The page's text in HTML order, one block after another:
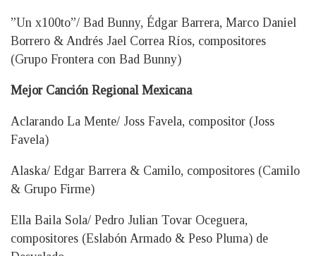
”Un x100to”/ Bad Bunny, Édgar Barrera, Marco Daniel
Borrero & Andrés Jael Correa Ríos, compositores
(Grupo Frontera con Bad Bunny)
Mejor Canción Regional Mexicana
Aclarando La Mente/ Joss Favela, compositor (Joss
Favela)
Alaska/ Edgar Barrera & Camilo, compositores (Camilo
& Grupo Firme)
Ella Baila Sola/ Pedro Julian Tovar Oceguera,
compositores (Eslabón Armado & Peso Pluma) de